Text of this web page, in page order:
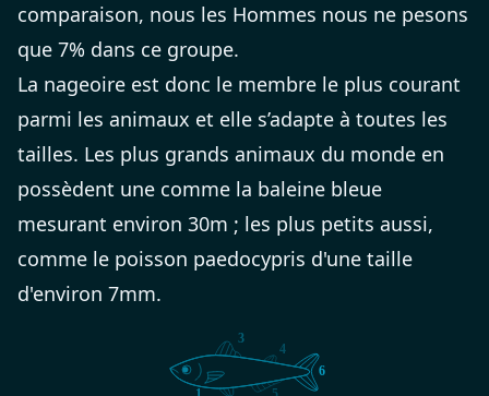
comparaison, nous les Hommes nous ne pesons
que 7% dans ce groupe.
La nageoire est donc le membre le plus courant
parmi les animaux et elle s’adapte à toutes les
tailles. Les plus grands animaux du monde en
possèdent une comme la baleine bleue
mesurant environ 30m ; les plus petits aussi,
comme le poisson paedocypris d'une taille
d'environ 7mm.